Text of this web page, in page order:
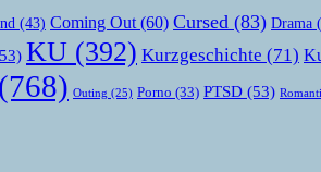
(43) Coming Out (60) Cursed (83) Drama
KU (392) Kurzgeschichte (71)
(768) Outing (25) Porno (33) PTSD (53)